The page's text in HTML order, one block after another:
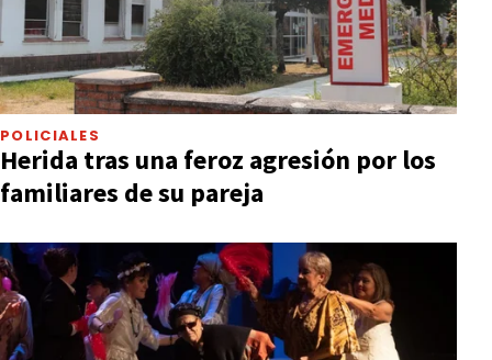
POLICIALES
Herida tras una feroz agresión por los
familiares de su pareja